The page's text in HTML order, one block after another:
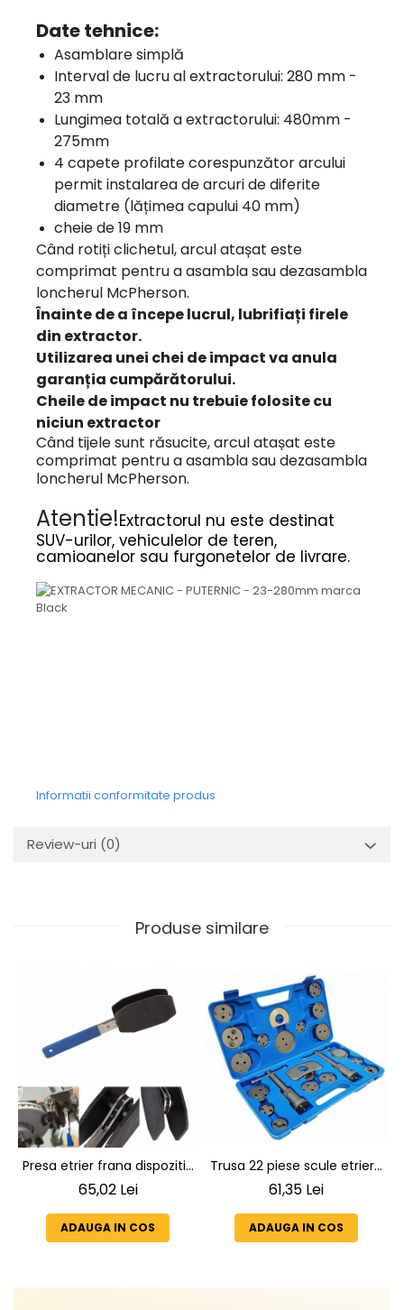
Date tehnice:
Asamblare simplă
Interval de lucru al extractorului: 280 mm -
23 mm
Lungimea totală a extractorului: 480mm -
275mm
4 capete profilate corespunzător arcului
permit instalarea de arcuri de diferite
diametre (lățimea capului 40 mm)
cheie de 19 mm
Când rotiți clichetul, arcul atașat este
comprimat pentru a asambla sau dezasambla
loncherul McPherson.
Înainte de a începe lucrul, lubrifiați firele
din extractor.
Utilizarea unei chei de impact va anula
garanția cumpărătorului.
Cheile de impact nu trebuie folosite cu
niciun extractor
Când tijele sunt răsucite, arcul atașat este
comprimat pentru a asambla sau dezasambla
loncherul McPherson.
Atentie!Extractorul nu este destinat
SUV-urilor, vehiculelor de teren,
camioanelor sau furgonetelor de livrare.
Informatii conformitate produs
Review-uri (0)
Produse similare
Presa etrier frana dispozitiv
pentru impins pistonase de
40-68 mm
65,02 Lei
ADAUGA IN COS
Trusa 22 piese scule etriere
pentru pistoane frana,
61,35 Lei
ADAUGA IN COS